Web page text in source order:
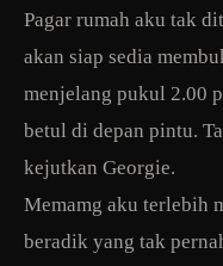
Pagar rumah aku tak
akan siap sedia
menjelang pukul 2.00
betul di depan pintu.
kejutkan Georgie.
Memamg aku terlebih
beradik yang tak